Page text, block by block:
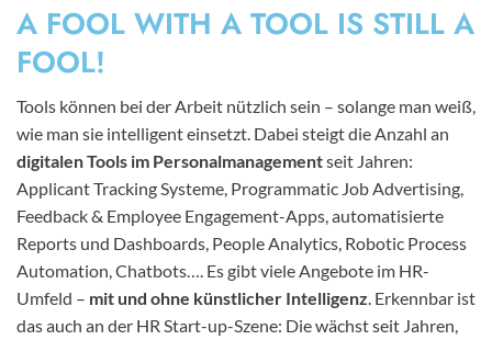
A FOOL WITH A TOOL IS STILL A
FOOL!
Tools können bei der Arbeit nützlich sein – solange man weiß,
wie man sie intelligent einsetzt. Dabei steigt die Anzahl an
digitalen Tools im Personalmanagementseit Jahren:
Applicant Tracking Systeme, Programmatic Job Advertising,
Feedback & Employee Engagement-Apps, automatisierte
Reports und Dashboards, People Analytics, Robotic Process
Automation, Chatbots…. Es gibt viele Angebote im HR-
Umfeld – mit und ohne künstlicher Intelligenz. Erkennbar ist
das auch an der HR Start-up-Szene: Die wächst seit Jahren,